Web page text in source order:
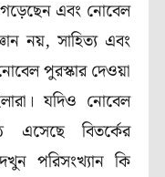
গড়েছেন এবং নোবেল
নয়,সাহিত্য এবং
পুরস্কার দেওয়া
যদিও নোবেল
বিতর্কের
পরিসংখ্যান কি